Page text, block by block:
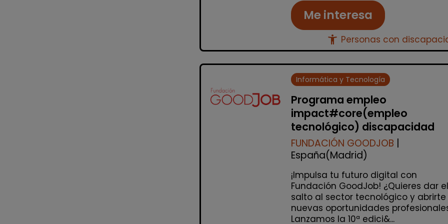
Me interesa
accessibility_new Personas con
Informática y Tecnología
Programa empleo
impact#core(empleo
tecnológico) discapacidad
FUNDACIÓN GOODJOB
España(Madrid)
¡Impulsa tu futuro digital con
Fundación GoodJob! ¿Quieres dar el
salto al sector tecnológico y abrirte
nuevas oportunidades
Lanzamos la 10ª edici&...